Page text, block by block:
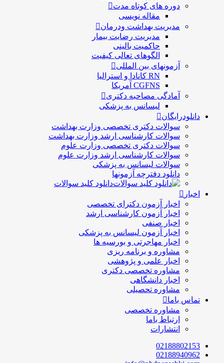
دوره های کوتاه مدت
مقاله نویسی
مدیریت بهداشت ودرمان
مديريت رضايت بيمار
حاكميت بالينی
الگوهای تعالی کيفيت
آزمونهای بین المللی
RN کانادا و استرالیا
CGFNS آمریکا
آمادگی مصاحبه دکتری
لیسانس به پزشکی
دانلودرایگان
سوالات دکتری تخصصی وزارت بهداشت
سوالات کارشناسی ارشد وزارت بهداشت
سوالات دکتری تخصصی وزارت علوم
سوالات کارشناسی ارشد وزارت علوم
سوالات لیسانس به پزشکی
دانلود دفترچه آزمونها
دانلود کلید سوالات
اخبار
اخبار آزمون دکترای تخصصی
اخبار آزمون کارشناسی ارشد
اخبار صنفی
اخبار آزمون لیسانس به پزشکی
اخبار مهاجرتی و بورسیه ها
مشاوره و برنامه ریزی
اخبار علمی و پژوهشی
مشاوره تخصصی دکتری
اخبار دانشگاهی
مشاوره تحصیلی
تماس باما
مشاوره تخصصی
ارتباط باما
انتشارات
02188802153
02188940962